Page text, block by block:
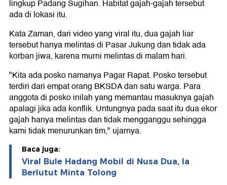
lingkup Padang Sugihan. Habitat gajah-gajah tersebut
ada di lokasi itu.
Kata Zaman, dari video yang viral itu, dua gajah liar
tersebut hanya melintas di Pasar Jukung dan tidak ada
korban jiwa, karena murni melintas di malam hari.
"Kita ada posko namanya Pagar Rapat. Posko tersebut
terdiri dari empat orang BKSDA dan satu warga. Para
anggota di posko inilah yang memantau masuknya gajah
apalagi jika ada konflik. Untungnya pada saat itu dua ekor
gajah hanya melintas dan tidak mengganggu sehingga
kami tidak menurunkan tim," ujarnya.
Baca juga:
Viral Bule Hadang Mobil di Nusa Dua, Ia
Berlutut Minta Tolong